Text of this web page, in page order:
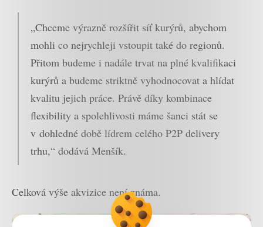
„Chceme výrazně rozšířit síť kurýrů, abychom
mohli co nejrychleji vstoupit také do regionů.
Přitom budeme i nadále trvat na plné kvalifikaci
kurýrů a budeme striktně vyhodnocovat a hlídat
kvalitu jejich práce. Právě díky kombinace
flexibility a spolehlivosti máme šanci stát se
v dohledné době lídrem celého P2P delivery
trhu,“ dodává Menšík.
Celková výše akvizice není známa.